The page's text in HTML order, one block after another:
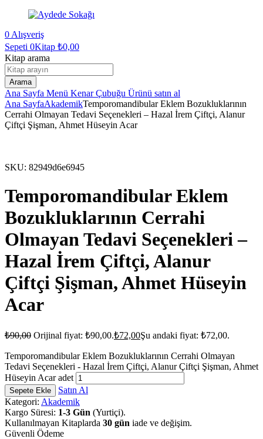
0 Alışveriş
Sepeti 0Kitap ₺0,00
Kitap arama
Arama
Ana Sayfa Menü Kenar Çubuğu Ürünü satın al
Ana SayfaAkademikTemporomandibular Eklem Bozukluklarının
Cerrahi Olmayan Tedavi Seçenekleri – Hazal İrem Çiftçi, Alanur
Çiftçi Şişman, Ahmet Hüseyin Acar
SKU: 82949d6e6945
Temporomandibular Eklem
Bozukluklarının Cerrahi
Olmayan Tedavi Seçenekleri –
Hazal İrem Çiftçi, Alanur
Çiftçi Şişman, Ahmet Hüseyin
Acar
₺90,00 Orijinal fiyat: ₺90,00.₺72,00Şu andaki fiyat: ₺72,00.
Temporomandibular Eklem Bozukluklarının Cerrahi Olmayan
Tedavi Seçenekleri - Hazal İrem Çiftçi, Alanur Çiftçi Şişman, Ahmet
Hüseyin Acar adet
Sepete Ekle
Satın Al
Kategori: Akademik
Kargo Süresi: 1-3 Gün (Yurtiçi).
Kullanılmayan Kitaplarda 30 gün iade ve değişim.
Güvenli Ödeme